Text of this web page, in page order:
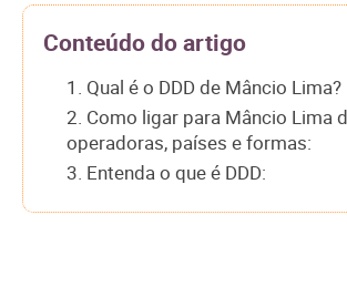
Conteúdo do artigo
1. Qual é o DDD de Mâncio Lima?
2. Como ligar para Mâncio Lima
operadoras, países e formas:
3. Entenda o que é DDD: